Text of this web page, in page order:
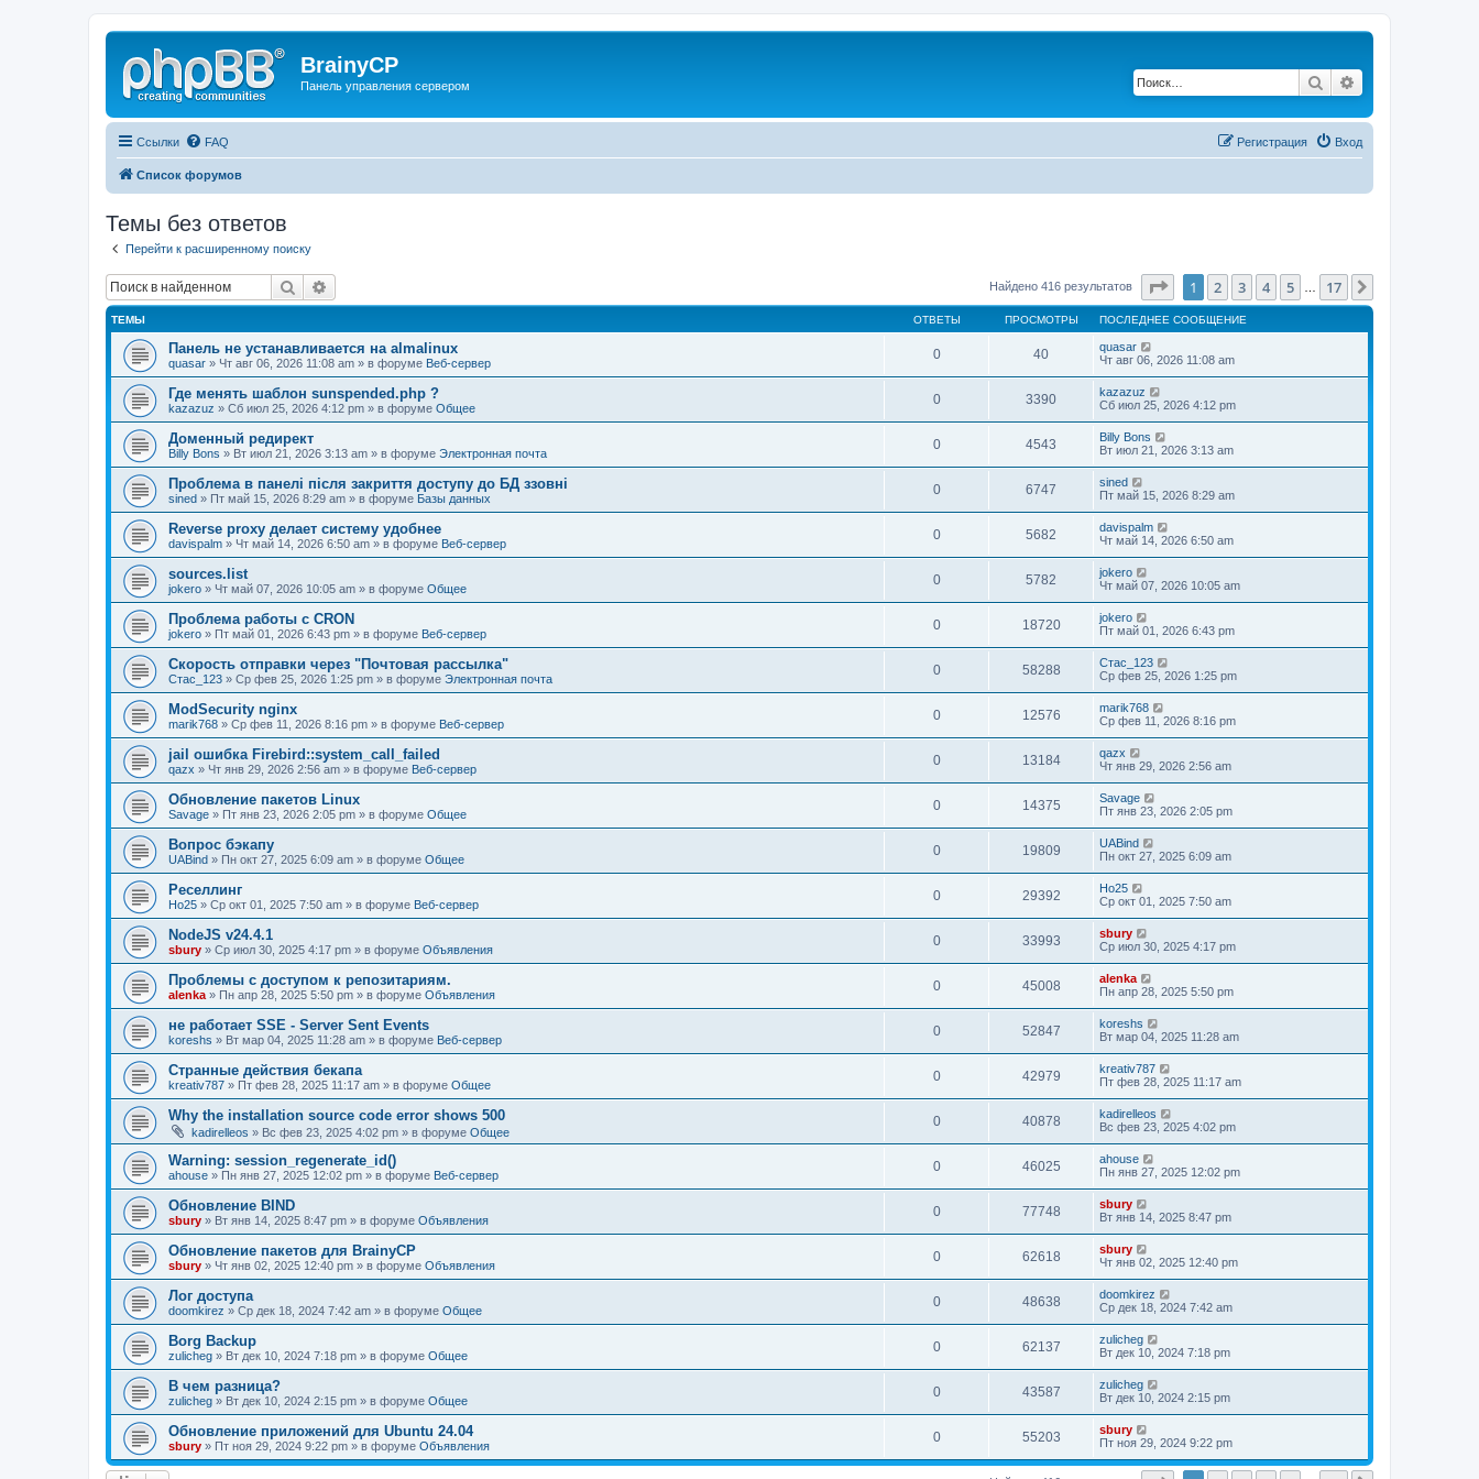
BrainyCP
Панель управления сервером Поиск
Ссылки FAQ Вход
Регистрация
Список форумов
Темы без ответов
Перейти к расширенному поиску
Поиск Найдено 416 результатов Страница1 из 17
1 2 3 4 5 17
ТЕМЫ ОТВЕТЫ ПРОСМОТРЫ ПОСЛЕДНЕЕ СООБЩЕНИЕ
Панель не устанавливается на almalinux
quasar » Чт авг 06, 2026 11:08 am » в форуме Веб-сервер
0 40
quasar
Чт авг 06, 2026 11:08 am
Где менять шаблон sunspended.php ?
kazazuz » Сб июл 25, 2026 4:12 pm » в форуме Общее
0 3390
kazazuz
Сб июл 25, 2026 4:12 pm
Доменный редирект
Billy Bons » Вт июл 21, 2026 3:13 am » в форуме Электронная почта
0 4543
Billy Bons
Вт июл 21, 2026 3:13 am
Проблема в панелі після закриття доступу до БД ззовні
sined » Пт май 15, 2026 8:29 am » в форуме Базы данных
0 6747
sined
Пт май 15, 2026 8:29 am
Reverse proxy делает систему удобнее
davispalm » Чт май 14, 2026 6:50 am » в форуме Веб-сервер
0 5682
davispalm
Чт май 14, 2026 6:50 am
sources.list
jokero » Чт май 07, 2026 10:05 am » в форуме Общее
0 5782
jokero
Чт май 07, 2026 10:05 am
Проблема работы с CRON
jokero » Пт май 01, 2026 6:43 pm » в форуме Веб-сервер
0 18720
jokero
Пт май 01, 2026 6:43 pm
Скорость отправки через "Почтовая рассылка"
Стас_123 » Ср фев 25, 2026 1:25 pm » в форуме Электронная почта
0 58288
Стас_123
Ср фев 25, 2026 1:25 pm
ModSecurity nginx
marik768 » Ср фев 11, 2026 8:16 pm » в форуме Веб-сервер
0 12576
marik768
Ср фев 11, 2026 8:16 pm
jail ошибка Firebird::system_call_failed
qazx » Чт янв 29, 2026 2:56 am » в форуме Веб-сервер
0 13184
qazx
Чт янв 29, 2026 2:56 am
Обновление пакетов Linux
Savage » Пт янв 23, 2026 2:05 pm » в форуме Общее
0 14375
Savage
Пт янв 23, 2026 2:05 pm
Вопрос бэкапу
UABind » Пн окт 27, 2025 6:09 am » в форуме Общее
0 19809
UABind
Пн окт 27, 2025 6:09 am
Реселлинг
Ho25 » Ср окт 01, 2025 7:50 am » в форуме Веб-сервер
0 29392
Ho25
Ср окт 01, 2025 7:50 am
NodeJS v24.4.1
sbury » Ср июл 30, 2025 4:17 pm » в форуме Объявления
0 33993
sbury
Ср июл 30, 2025 4:17 pm
Проблемы с доступом к репозитариям.
alenka » Пн апр 28, 2025 5:50 pm » в форуме Объявления
0 45008
alenka
Пн апр 28, 2025 5:50 pm
не работает SSE - Server Sent Events
koreshs » Вт мар 04, 2025 11:28 am » в форуме Веб-сервер
0 52847
koreshs
Вт мар 04, 2025 11:28 am
Странные действия бекапа
kreativ787 » Пт фев 28, 2025 11:17 am » в форуме Общее
0 42979
kreativ787
Пт фев 28, 2025 11:17 am
Why the installation source code error shows 500
kadirelleos » Вс фев 23, 2025 4:02 pm » в форуме Общее
0 40878
kadirelleos
Вс фев 23, 2025 4:02 pm
Warning: session_regenerate_id()
ahouse » Пн янв 27, 2025 12:02 pm » в форуме Веб-сервер
0 46025
ahouse
Пн янв 27, 2025 12:02 pm
Обновление BIND
sbury » Вт янв 14, 2025 8:47 pm » в форуме Объявления
0 77748
sbury
Вт янв 14, 2025 8:47 pm
Oбновление пакетов для BrainyCP
sbury » Чт янв 02, 2025 12:40 pm » в форуме Объявления
0 62618
sbury
Чт янв 02, 2025 12:40 pm
Лог доступа
doomkirez » Ср дек 18, 2024 7:42 am » в форуме Общее
0 48638
doomkirez
Ср дек 18, 2024 7:42 am
Borg Backup
zulicheg » Вт дек 10, 2024 7:18 pm » в форуме Общее
0 62137
zulicheg
Вт дек 10, 2024 7:18 pm
В чем разница?
zulicheg » Вт дек 10, 2024 2:15 pm » в форуме Общее
0 43587
zulicheg
Вт дек 10, 2024 2:15 pm
Обновление приложений для Ubuntu 24.04
sbury » Пт ноя 29, 2024 9:22 pm » в форуме Объявления
0 55203
sbury
Пт ноя 29, 2024 9:22 pm